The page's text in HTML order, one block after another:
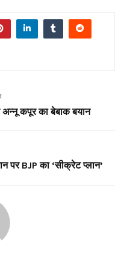
अन्नू कपूर का बेबाक बयान
पर BJP का ‘सीक्रेट प्लान’